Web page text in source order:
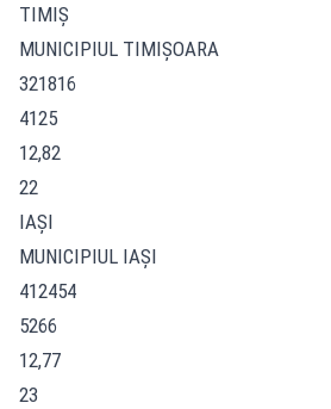
TIMIŞ
MUNICIPIUL TIMIŞOARA
321816
4125
12,82
22
IAŞI
MUNICIPIUL IAŞI
412454
5266
12,77
23